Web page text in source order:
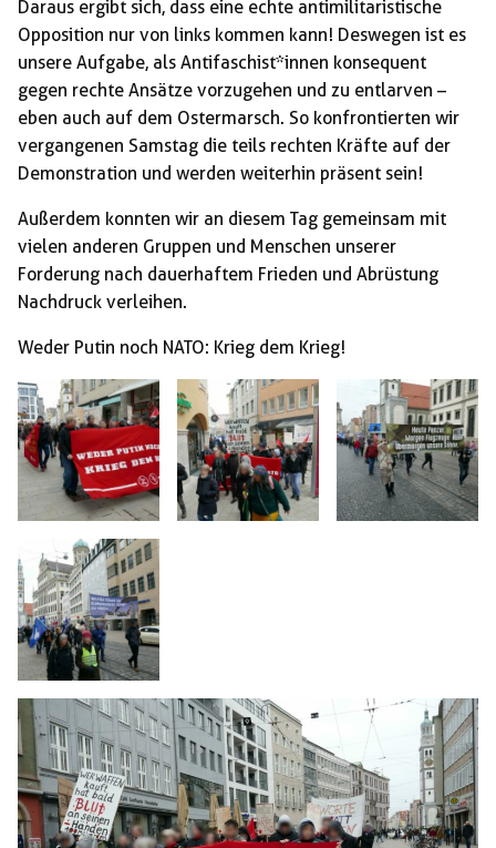
Daraus ergibt sich, dass eine echte antimilitaristische
Opposition nur von links kommen kann! Deswegen ist es
unsere Aufgabe, als Antifaschist*innen konsequent
gegen rechte Ansätze vorzugehen und zu entlarven –
eben auch auf dem Ostermarsch. So konfrontierten wir
vergangenen Samstag die teils rechten Kräfte auf der
Demonstration und werden weiterhin präsent sein!
Außerdem konnten wir an diesem Tag gemeinsam mit
vielen anderen Gruppen und Menschen unserer
Forderung nach dauerhaftem Frieden und Abrüstung
Nachdruck verleihen.
Weder Putin noch NATO: Krieg dem Krieg!